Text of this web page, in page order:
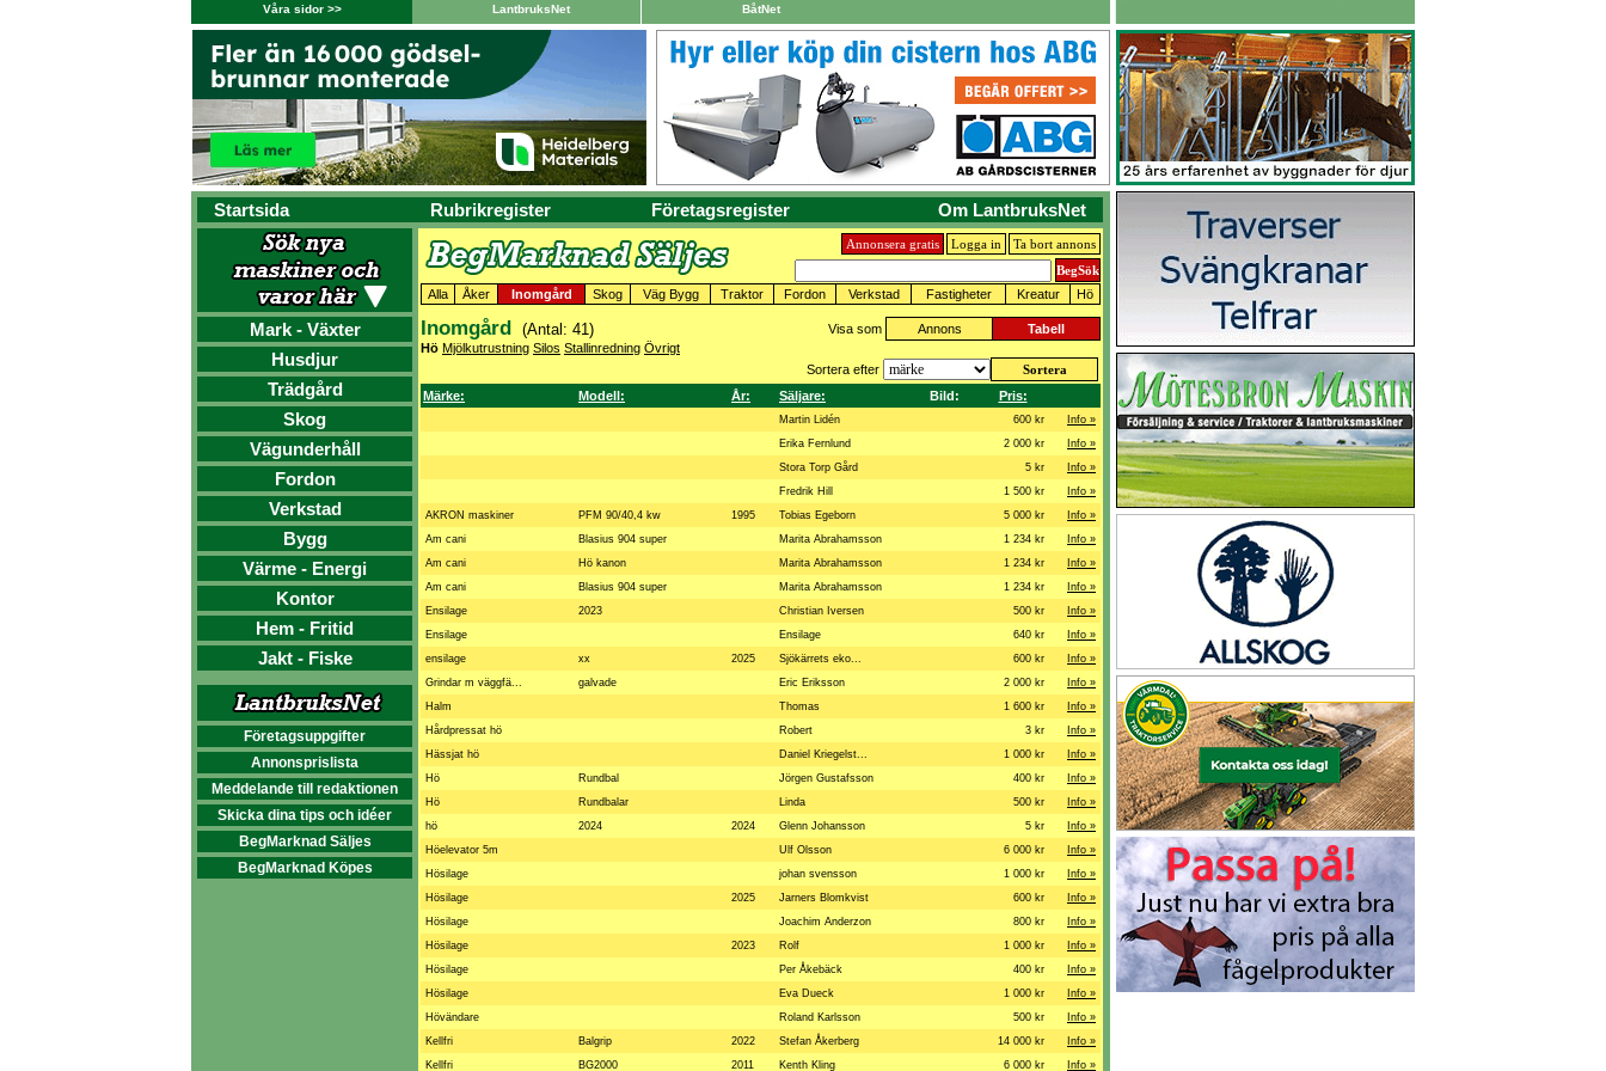
Våra sidor >> LantbruksNet BåtNet
Startsida Rubrikregister Företagsregister Om LantbruksNet
Mark - Växter
Husdjur
Trädgård
Skog
Vägunderhåll
Fordon
Verkstad
Bygg
Värme - Energi
Kontor
Hem - Fritid
Jakt - Fiske
Företagsuppgifter
Annonsprislista
Meddelande till redaktionen
Skicka dina tips och idéer
BegMarknad Säljes
BegMarknad Köpes
Annonsera gratis Logga in Ta bort annons
Alla Åker Inomgård Skog Väg Bygg Traktor Fordon Verkstad Fastigheter Kreatur Hö
Inomgård (Antal: 41) Visa som Annons
Tabell
Hö Mjölkutrustning Silos Stallinredning Övrigt
Sortera efter
Märke:
Modell: År: Säljare: Bild: Pris:
Martin Lidén 600 kr
Info »
Erika Fernlund
2 000 kr
Info »
Stora Torp Gård
5 kr
Info »
Fredrik Hill
1 500 kr
Info »
AKRON maskiner
PFM 90/40,4 kw 1995 Tobias Egeborn 5 000 kr
Info »
Am cani
Blasius 904 super Marita Abrahamsson 1 234 kr
Info »
Am cani
Hö kanon Marita Abrahamsson 1 234 kr
Info »
Am cani
Blasius 904 super Marita Abrahamsson 1 234 kr
Info »
Ensilage
2023 Christian Iversen 500 kr
Info »
Ensilage
Ensilage 640 kr
Info »
ensilage
xx 2025 Sjökärrets eko... 600 kr
Info »
Grindar m väggfä...
galvade Eric Eriksson 2 000 kr
Info »
Halm
Thomas 1 600 kr
Info »
Hårdpressat hö
Robert 3 kr
Info »
Hässjat hö
Daniel Kriegelst... 1 000 kr
Info »
Hö
Rundbal Jörgen Gustafsson 400 kr
Info »
Hö
Rundbalar Linda 500 kr
Info »
hö
2024 2024 Glenn Johansson 5 kr
Info »
Höelevator 5m
Ulf Olsson 6 000 kr
Info »
Hösilage
johan svensson 1 000 kr
Info »
Hösilage
2025 Jarners Blomkvist 600 kr
Info »
Hösilage
Joachim Anderzon 800 kr
Info »
Hösilage
2023 Rolf 1 000 kr
Info »
Hösilage
Per Åkebäck 400 kr
Info »
Hösilage
Eva Dueck 1 000 kr
Info »
Hövändare
Roland Karlsson 500 kr
Info »
Kellfri
Balgrip 2022 Stefan Åkerberg 14 000 kr
Info »
Kellfri
BG2000 2011 Kenth Kling 6 000 kr Info »